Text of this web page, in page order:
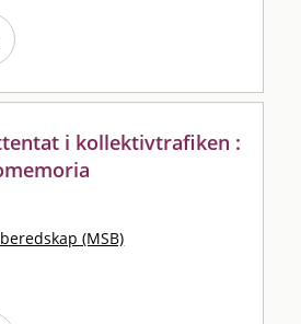
i kollektivtrafiken :
(MSB)